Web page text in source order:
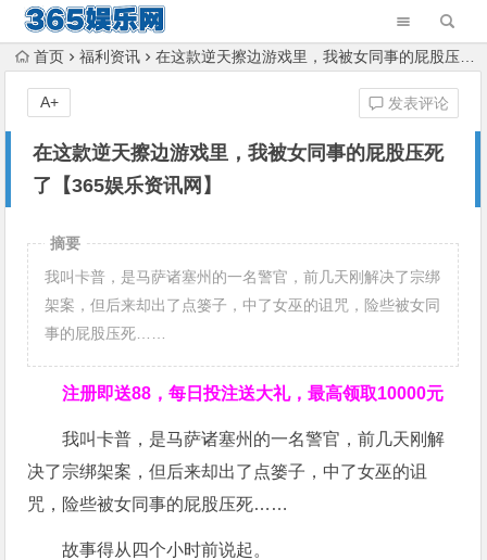
首页 福利资讯 在这款逆天擦边游戏里，我被女同事的屁股压死了【365娱乐资讯网】
在这款逆天擦边游戏里，我被女同事的屁股压死
了【365娱乐资讯网】
发表评论
A+
摘要
我叫卡普，是马萨诸塞州的一名警官，前几天刚解决了宗绑
架案，但后来却出了点篓子，中了女巫的诅咒，险些被女同
事的屁股压死……
注册即送88，每日投注送大礼，最高领取10000元
我叫卡普，是马萨诸塞州的一名警官，前几天刚解
决了宗绑架案，但后来却出了点篓子，中了女巫的诅
咒，险些被女同事的屁股压死……
故事得从四个小时前说起。